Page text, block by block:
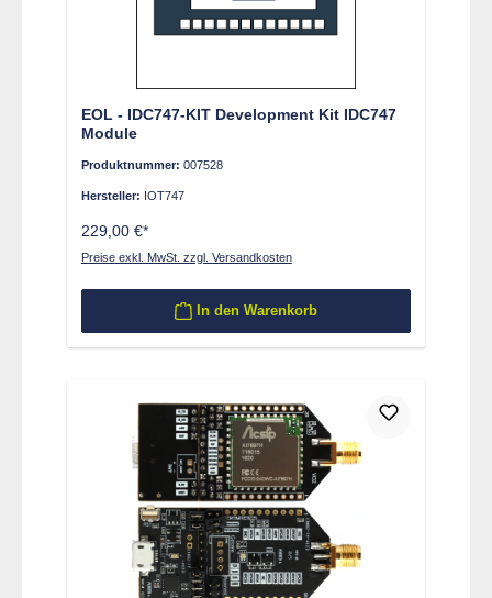
EOL - IDC747-KIT Development Kit IDC747
Module
Produktnummer: 007528
Hersteller: IOT747
229,00 €*
Preise exkl. MwSt. zzgl. Versandkosten
In den Warenkorb